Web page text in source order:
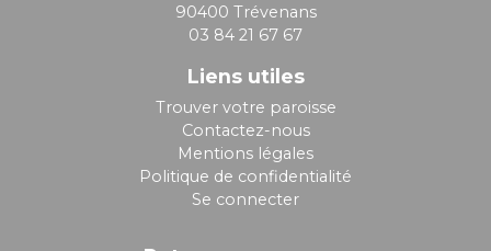
90400 Trévenans
03 84 21 67 67
Liens utiles
Trouver votre paroisse
Contactez-nous
Mentions légales
Politique de confidentialité
Se connecter